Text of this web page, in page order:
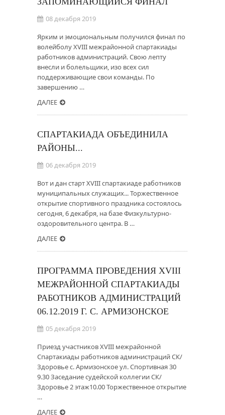
08 декабря 2019
Ярким и эмоциональным получился финал по
волейболу XVIII межрайонной спартакиады
работников администраций. Свою лепту
внесли и болельщики, изо всех сил
поддерживающие свои команды. По
завершению …
ДАЛЕЕ
СПАРТАКИАДА ОБЪЕДИНИЛА
РАЙОНЫ...
06 декабря 2019
Вот и дан старт XVIII спартакиаде работников
муниципальных служащих... Торжественное
открытие спортивного праздника состоялось
сегодня, 6 декабря, на базе Физкультурно-
оздоровительного центра. В …
ДАЛЕЕ
ПРОГРАММА ПРОВЕДЕНИЯ XVIII
МЕЖРАЙОННОЙ СПАРТАКИАДЫ
РАБОТНИКОВ АДМИНИСТРАЦИЙ
06.12.2019 Г. С. АРМИЗОНСКОЕ
05 декабря 2019
Приезд участников XVIII межрайонной
Спартакиады работников администраций СК/
Здоровье с. Армизонское ул. Спортивная 30
9.30 Заседание судейской коллегии СК/
Здоровье 2 этаж10.00 Торжественное открытие
…
ДАЛЕЕ